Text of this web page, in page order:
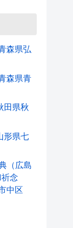
森県弘
森県青
田県秋
形県七
（広島
念
中区